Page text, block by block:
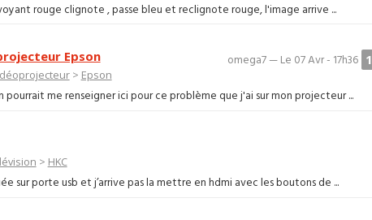
rouge clignote , passe bleu et reclignote rouge, l'image arrive ...
1
omega7 — Le 07 Avr - 17h36
Epson
> Epson
pourrait me renseigner ici pour ce problème que j'ai sur mon projecteur ...
> HKC
sur porte usb et j’arrive pas la mettre en hdmi avec les boutons de ...